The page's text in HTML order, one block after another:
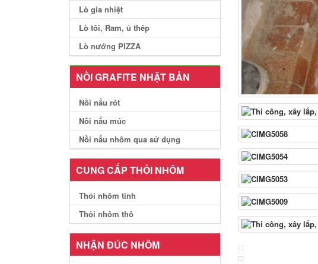
Lò gia nhiệt
Lò tôi, Ram, ủ thép
Lò nướng PIZZA
NỒI GRAFITE NHẬT BẢN
Nồi nấu rót
Nồi nấu múc
Nồi nấu nhôm qua sử dụng
CUNG CẤP THỎI NHÔM
Thỏi nhôm tinh
Thỏi nhôm thô
NHẬN ĐÚC NHÔM